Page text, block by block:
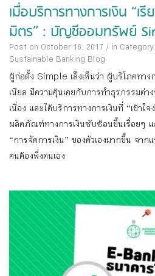
เมื่อบริการทางการเงิน “เรี
มิตร” : บัญชีออมทรัพย์
Post on October 16, 2017 / in Category
Sustainable Banking Blog
ผู้ก่อตั้ง Simple เล็งเห็นว่า ผู้บริโภคทาง
เนียล มีความคุ้นเคยกับการทำธุรกรรมต่า
เนื่อง และได้บริการทางการเงินที่ “เข้าใ
ผลิตภัณฑ์ทางการเงินซับซ้อนขึ้นเรื่อยๆ
“การจัดการเงิน” ของตัวเองมากขึ้น จา
คนต้องพึ่งตนเอง